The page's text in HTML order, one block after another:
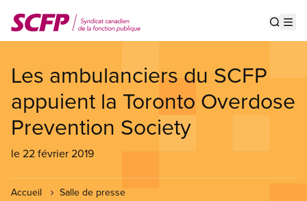
au
contenu
Les ambulanciers du SCFP
appuient la Toronto Overdose
Prevention Society
le 22 février 2019
Accueil Salle de presse